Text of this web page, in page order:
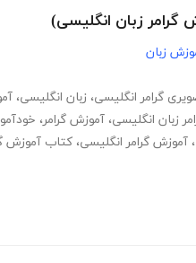
زبان
گرامر انگلیسی، زبان انگلیسی،
زبان انگلیسی، آموزش گرامر،
، آموزش گرامر انگلیسی، کتاب آموزش